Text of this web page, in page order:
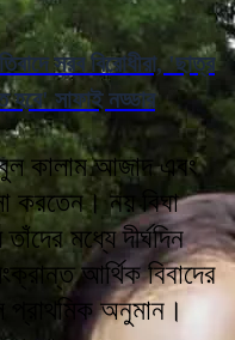
সরব বিরোধীরা, 'ছাত্র
হবে' সাফাই নড্ডার
কালাম আজাদ এবং
করতেন। নয় বিঘা
মধ্যে দীর্ঘদিন
আর্থিক বিবাদের
প্রাথমিক অনুমান।